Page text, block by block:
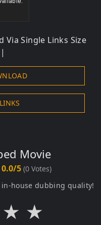
Single Links Size
Movie
5 (0 Votes)
house dubbing quality!
★ ★